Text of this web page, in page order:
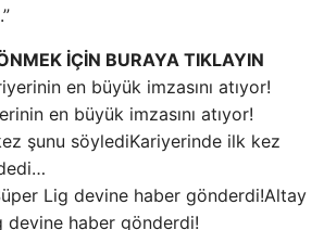
İÇİN BURAYA TIKLAYIN
en büyük imzasını atıyor!
Kariyerinde ilk kez
Altay
devine haber gönderdi!